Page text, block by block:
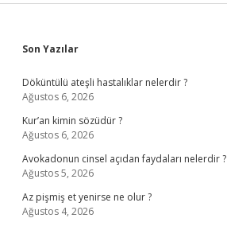
Sidebar
Son Yazılar
Döküntülü ateşli hastalıklar nelerdir ?
Ağustos 6, 2026
Kur’an kimin sözüdür ?
Ağustos 6, 2026
Avokadonun cinsel açıdan faydaları nelerdir ?
Ağustos 5, 2026
Az pişmiş et yenirse ne olur ?
Ağustos 4, 2026